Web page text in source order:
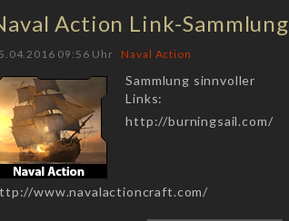
Action Link-Sammlung
09:56 Uhr Naval Action
Sammlung sinnvoller
Links:
http://burningsail.com/
www.navalactioncraft.com/